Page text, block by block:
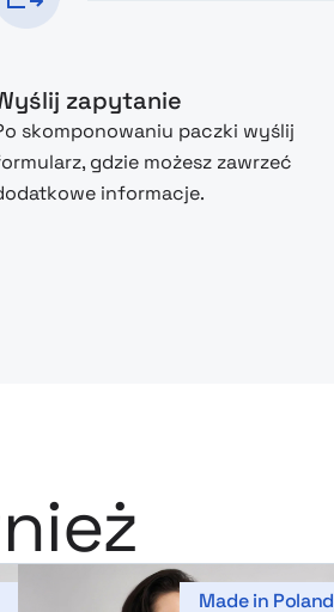
zapytanie
skomponowaniu paczki wyślij
gdzie możesz zawrzeć
informacje.
Made in Poland